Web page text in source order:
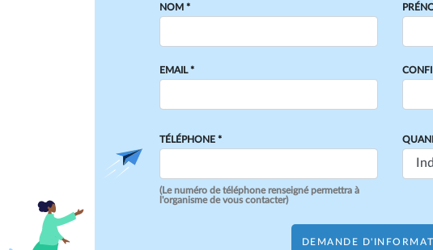
NOM *
EMAIL *
TÉLÉPHONE *
(Le numéro de téléphone renseigné permettra à
l'organisme de vous contacter)
DEMANDE